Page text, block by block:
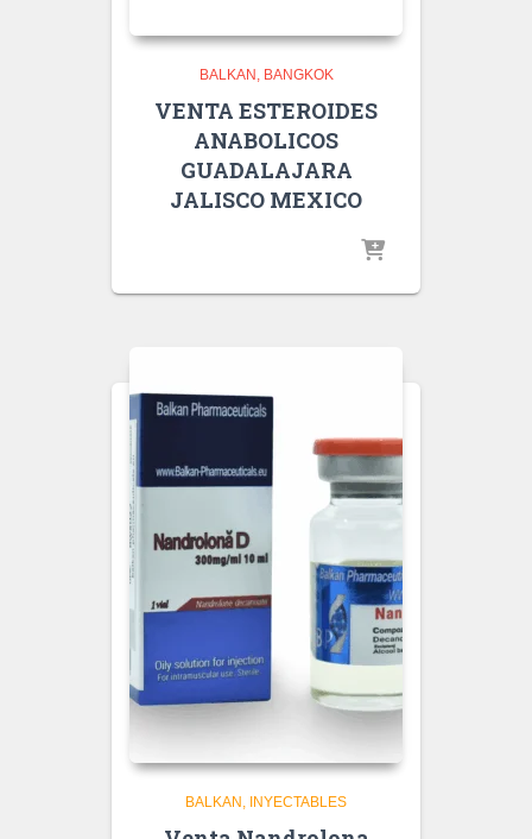
BALKAN BANGKOK
VENTA ESTEROIDES
ANABOLICOS
GUADALAJARA
JALISCO MEXICO
BALKAN INYECTABLES